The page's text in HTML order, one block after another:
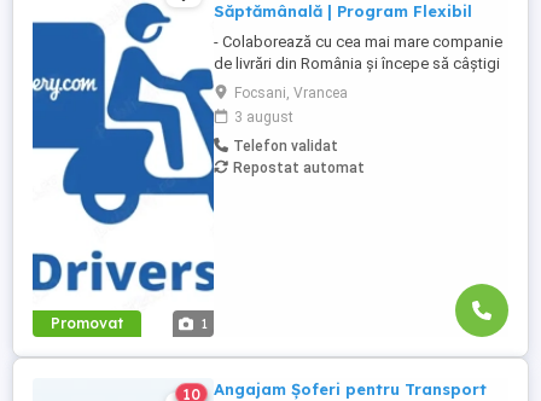
Promovat 1
Săptămânală | Program Flexibil
- Colaborează cu cea mai mare companie
de livrări din România și începe să câștigi
rapid! - Cerințe: Minim 18 ani Mijloc de
transport propriu (mașină, scuter,
motocicletă sau bicicletă) Telefon mobil
cu acces la internet - Ce oferim: Plată
săptămânală, fără întârzieri Bonusuri
Focsani, Vrancea
3 august
Telefon validat
Repostat automat
10
Angajam Șoferi pentru Transport